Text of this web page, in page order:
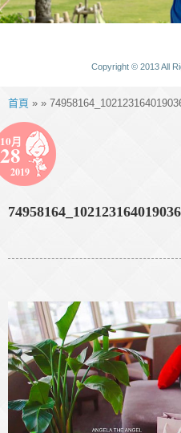
Copyright © 2013 All
首頁 » »
10月
28
2019